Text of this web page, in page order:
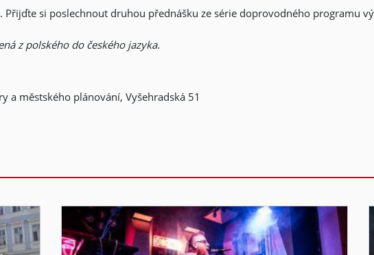
si poslechnout druhou přednášku ze série doprovodného programu
z polského do českého jazyka.
a městského plánování, Vyšehradská 51